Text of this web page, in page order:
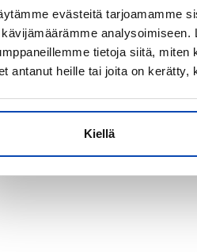
evästeitä tarjoamamme
kävijämäärämme
tietoja siitä,
antanut heille tai joita on kerätty,
Kiellä